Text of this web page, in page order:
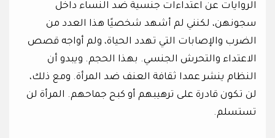
الروايات عن اعتداءات جنسية ضد النساء داخل
سجونهن، لكنني لم أشهد شخصيًا هذا العدد من
الضرب والإصابات التي تهدد الحياة، ولم أواجه قصص
الاعتداء والتحرش الجنسي. بهذا الحجم. ويبدو أن
النظام ينشر عمدا ثقافة العنف ضد المرأة. ومع ذلك،
لن تكون قادرة على ترهيبهم أو كبح جماحهم. المرأة لن
تستسلم.